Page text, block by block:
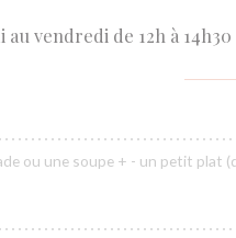
vendredi de 12h à
ou une soupe + - un petit plat